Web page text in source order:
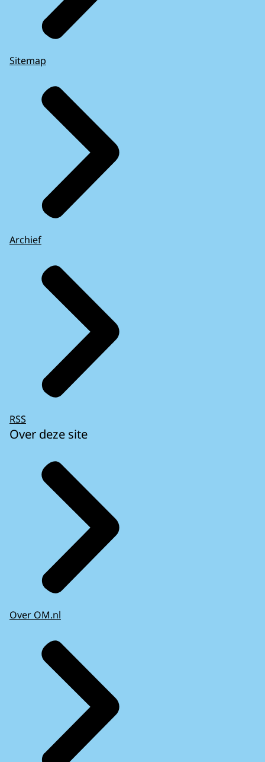
Sitemap
Archief
RSS
Over deze site
Over OM.nl